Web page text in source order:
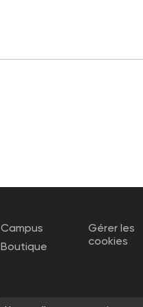
Campus
Boutique
Gérer les
cookies